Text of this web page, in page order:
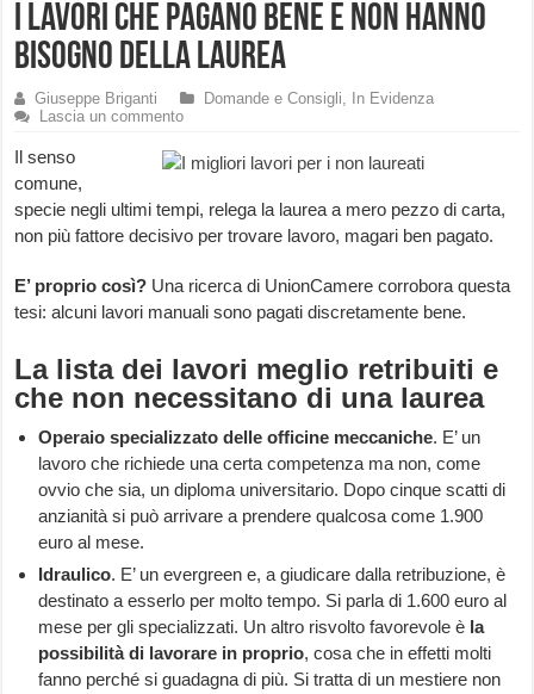
I lavori che pagano bene e non hanno
bisogno della laurea
Giuseppe Briganti Domande e Consigli,
In Evidenza
Lascia un commento
Il senso
comune,
specie negli ultimi tempi, relega la laurea a mero pezzo di carta,
non più fattore decisivo per trovare lavoro, magari ben pagato.
E’ proprio così? Una ricerca di UnionCamere corrobora questa
tesi: alcuni lavori manuali sono pagati discretamente bene.
La lista dei lavori meglio retribuiti e
che non necessitano di una laurea
Operaio specializzato delle officine meccaniche. E’ un
lavoro che richiede una certa competenza ma non, come
ovvio che sia, un diploma universitario. Dopo cinque scatti di
anzianità si può arrivare a prendere qualcosa come 1.900
euro al mese.
Idraulico. E’ un evergreen e, a giudicare dalla retribuzione, è
destinato a esserlo per molto tempo. Si parla di 1.600 euro al
mese per gli specializzati. Un altro risvolto favorevole è la
possibilità di lavorare in proprio, cosa che in effetti molti
fanno perché si guadagna di più. Si tratta di un mestiere non